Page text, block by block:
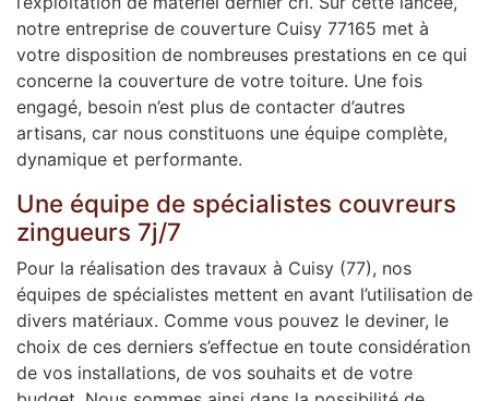
notre entreprise de couverture Cuisy 77165 met à
votre disposition de nombreuses prestations en ce qui
concerne la couverture de votre toiture. Une fois
engagé, besoin n’est plus de contacter d’autres
artisans, car nous constituons une équipe complète,
dynamique et performante.
Une équipe de spécialistes couvreurs
zingueurs 7j/7
Pour la réalisation des travaux à Cuisy (77), nos
équipes de spécialistes mettent en avant l’utilisation de
divers matériaux. Comme vous pouvez le deviner, le
choix de ces derniers s’effectue en toute considération
de vos installations, de vos souhaits et de votre